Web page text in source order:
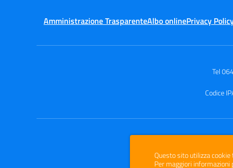
Amministrazione TrasparenteAlbo onlinePrivacy
Tel
Codice
Questo sito utilizza
Per maggiori informazioni